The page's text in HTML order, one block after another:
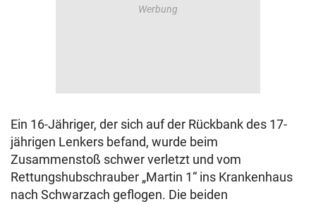
Ein 16-Jähriger, der sich auf der Rückbank des 17-
jährigen Lenkers befand, wurde beim
Zusammenstoß schwer verletzt und vom
Rettungshubschrauber „Martin 1“ ins Krankenhaus
nach Schwarzach geflogen. Die beiden